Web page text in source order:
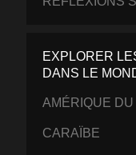
EXPLORER
DANS LE
AMÉRIQUE
CARAÏBE